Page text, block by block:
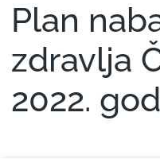
Plan
zdravlja
2022.